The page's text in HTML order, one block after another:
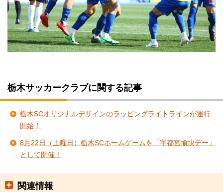
栃木サッカークラブに関する記事
栃木SCオリジナルデザインのラッピングライトラインが運行
開始！
8月22日（土曜日）栃木SCホームゲームを「宇都宮愉快デー」
として開催！
関連情報